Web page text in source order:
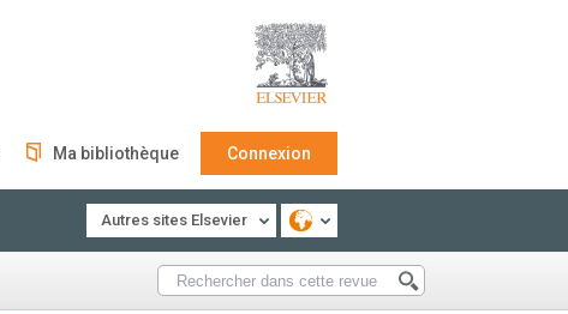
Ma bibliothèque Connexion
Autres sites Elsevier